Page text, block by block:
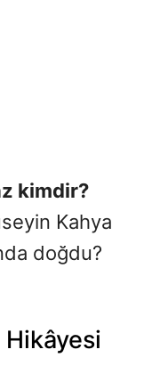
kimdir?
Kahya
doğdu?
Hikâyesi